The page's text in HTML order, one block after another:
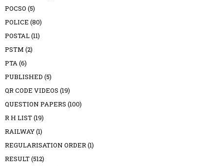
POCSO (5)
POLICE (80)
POSTAL(11)
PSTM (2)
PTA(6)
PUBLISHED (5)
QR CODE VIDEOS (19)
QUESTION PAPERS (100)
R H LIST(19)
RAILWAY(1)
REGULARISATION ORDER(1)
RESULT(512)